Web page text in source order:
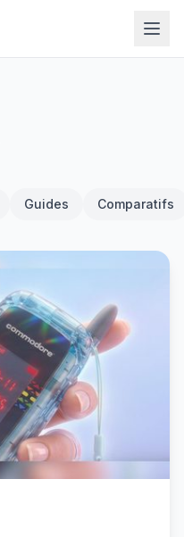
Guides Comparatifs